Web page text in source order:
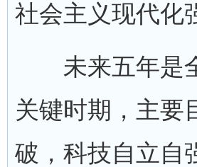
社会主义现代化
未来五年是全
关键时期，主要
破，科技自立自